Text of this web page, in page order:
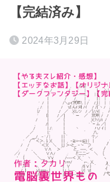
【完結済み】
2024年3月29日